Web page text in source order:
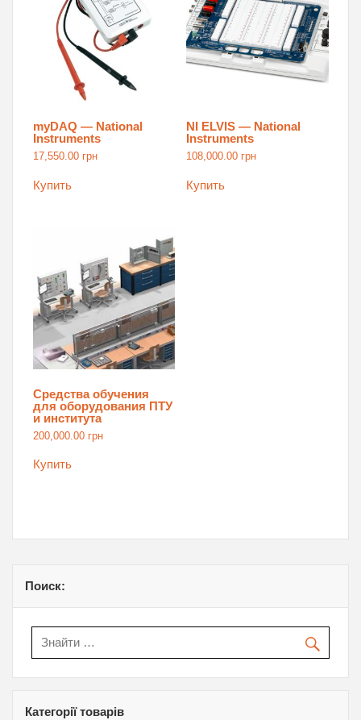
myDAQ — National
Instruments
17,550.00 грн
Купить
NI ELVIS — National
Instruments
108,000.00 грн
Купить
Средства обучения
для оборудования ПТУ
и института
200,000.00 грн
Купить
Поиск:
Категорії товарів